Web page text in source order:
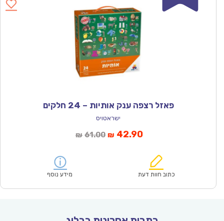
פאזל רצפה ענק אותיות – 24 חלקים
ישראטויס
₪ 61.00המחיר
₪61.00.
₪ 42.90המחיר
הוא:
כתוב חוות דעת מידע נוסף